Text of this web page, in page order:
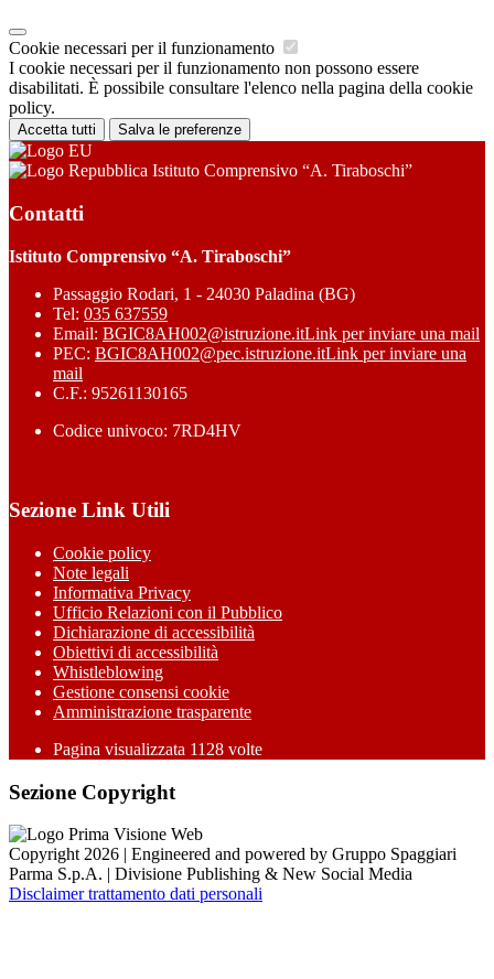
Cookie necessari per il funzionamento
I cookie necessari per il funzionamento non possono essere
disabilitati. È possibile consultare l'elenco nella pagina della cookie
policy.
Accetta tutti Salva le preferenze
Istituto Comprensivo “A. Tiraboschi”
Contatti
Istituto Comprensivo “A. Tiraboschi”
Passaggio Rodari, 1 - 24030 Paladina (BG)
Tel: 035 637559
Email: BGIC8AH002@istruzione.itLink per inviare una mail
PEC: BGIC8AH002@pec.istruzione.itLink per inviare una
mail
C.F.: 95261130165
Codice univoco: 7RD4HV
Sezione Link Utili
Cookie policy
Note legali
Informativa Privacy
Ufficio Relazioni con il Pubblico
Dichiarazione di accessibilità
Obiettivi di accessibilità
Whistleblowing
Gestione consensi cookie
Amministrazione trasparente
Pagina visualizzata 1128 volte
Sezione Copyright
Copyright 2026 | Engineered and powered by Gruppo Spaggiari
Parma S.p.A. | Divisione Publishing & New Social Media
Disclaimer trattamento dati personali